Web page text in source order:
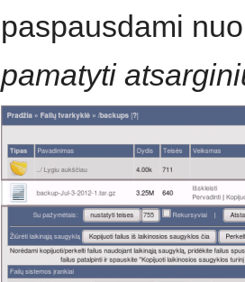
paspausdami
pamatyti